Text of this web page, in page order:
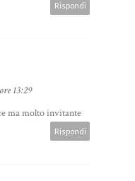
Rispondi
13:29
ma molto invitante
Rispondi